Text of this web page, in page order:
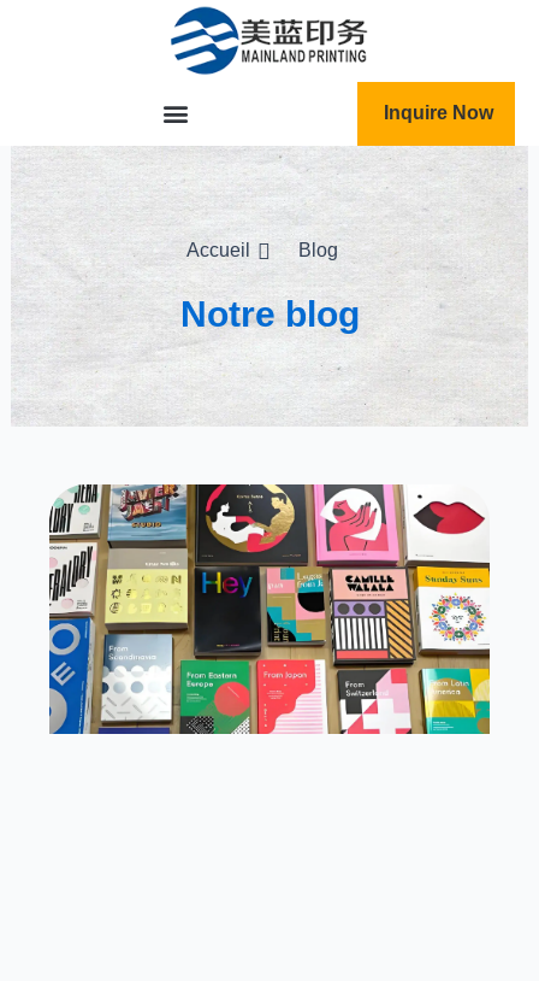
Inquire Now
Accueil Blog
Notre blog